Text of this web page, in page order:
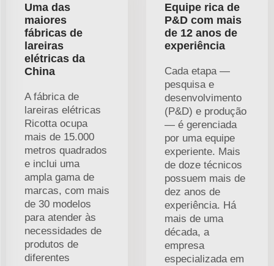
Uma das
maiores
fábricas de
lareiras
elétricas da
China
A fábrica de
lareiras elétricas
Ricotta ocupa
mais de 15.000
metros quadrados
e inclui uma
ampla gama de
marcas, com mais
de 30 modelos
para atender às
necessidades de
produtos de
diferentes
Equipe rica de
P&D com mais
de 12 anos de
experiência
Cada etapa —
pesquisa e
desenvolvimento
(P&D) e produção
— é gerenciada
por uma equipe
experiente. Mais
de doze técnicos
possuem mais de
dez anos de
experiência. Há
mais de uma
década, a
empresa
especializada em